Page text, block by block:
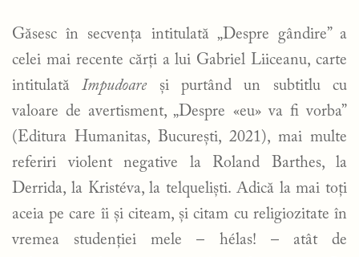
Găsesc în secvența intitulată „Despre gândire” a
celei mai recente cărți a lui Gabriel Liiceanu, carte
intitulatăImpudoareși purtând un subtitlu cu
valoare de avertisment, „Despre «eu» va fi vorba”
(Editura Humanitas, București, 2021), mai multe
referiri violent negative la Roland Barthes, la
Derrida, la Kristéva, la telqueliști. Adică la mai toți
aceia pe care îi și citeam, și citam cu religiozitate în
vremea studenției mele – hélas! – atât de